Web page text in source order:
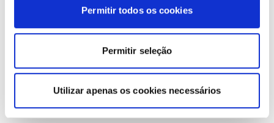
Permitir todos os cookies
Permitir seleção
Utilizar apenas os cookies necessários